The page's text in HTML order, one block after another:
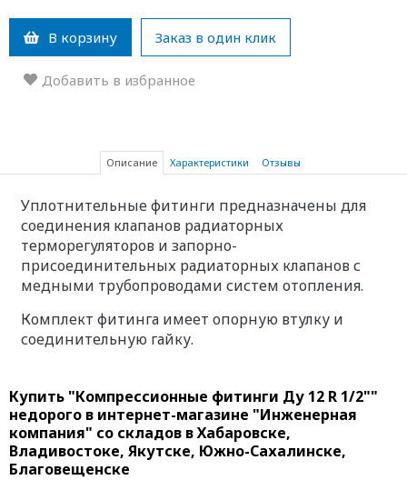
В корзину Заказ в один клик
Добавить в избранное
Описание Характеристики Отзывы
Уплотнительные фитинги предназначены для
соединения клапанов радиаторных
терморегуляторов и запорно-
присоединительных радиаторных клапанов с
медными трубопроводами систем отопления.
Комплект фитинга имеет опорную втулку и
соединительную гайку.
Купить "Компрессионные фитинги Ду 12 R 1/2""
недорого в интернет-магазине "Инженерная
компания" со складов в Хабаровске,
Владивостоке, Якутске, Южно-Сахалинске,
Благовещенске